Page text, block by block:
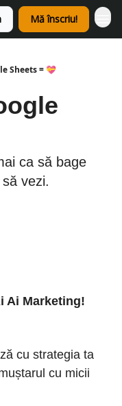
Mă înscriu!
Sheets = 💝
ca să bage
vezi.
Ai Marketing!
cu strategia ta
cu micii